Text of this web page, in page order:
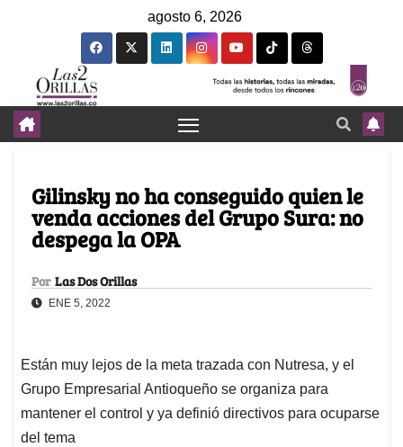
agosto 6, 2026
Gilinsky no ha conseguido quien le
venda acciones del Grupo Sura: no
despega la OPA
Por Las Dos Orillas
ENE 5, 2022
Están muy lejos de la meta trazada con Nutresa, y el
Grupo Empresarial Antioqueño se organiza para
mantener el control y ya definió directivos para ocuparse
del tema